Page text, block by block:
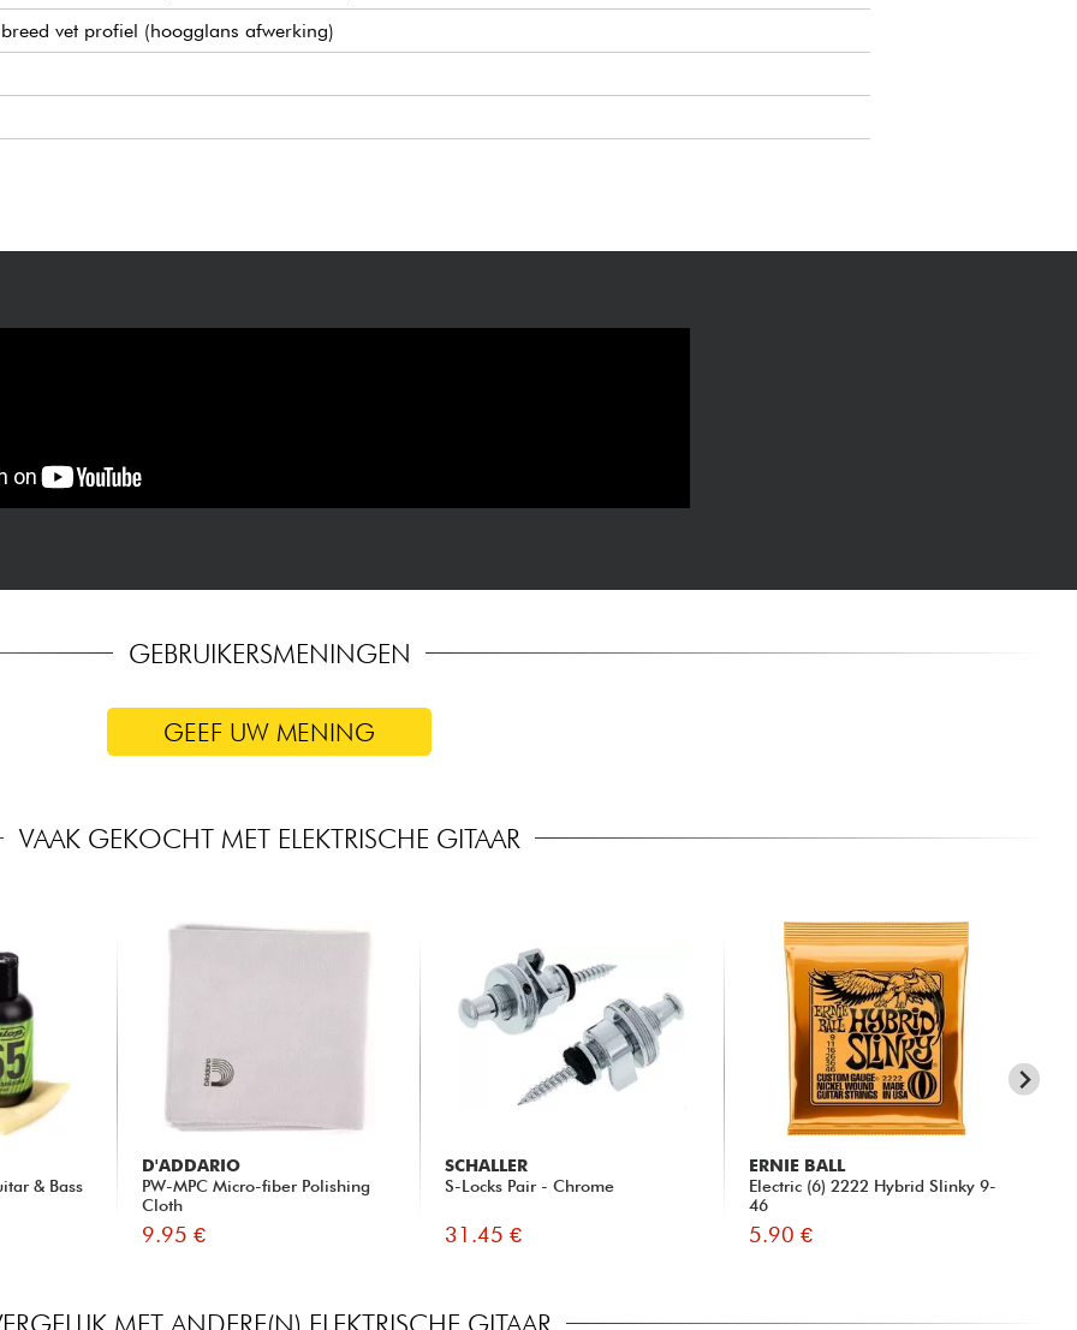
vet profiel (hoogglans afwerking)
bij gebruik van speciale piezo uitgang)
GEBRUIKERSMENINGEN
GEEF UW MENING
VAAK GEKOCHT MET ELEKTRISCHE GITAAR
& Bass
D'ADDARIO
PW-MPC Micro-fiber Polishing
Cloth
9.95 €
SCHALLER
S-Locks Pair - Chrome
31.45 €
ERNIE BALL
Electric (6) 2222 Hybrid Slinky 9-
46
5.90 €
MET ANDERE(N) ELEKTRISCHE GITAAR